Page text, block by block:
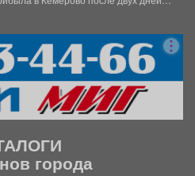
города